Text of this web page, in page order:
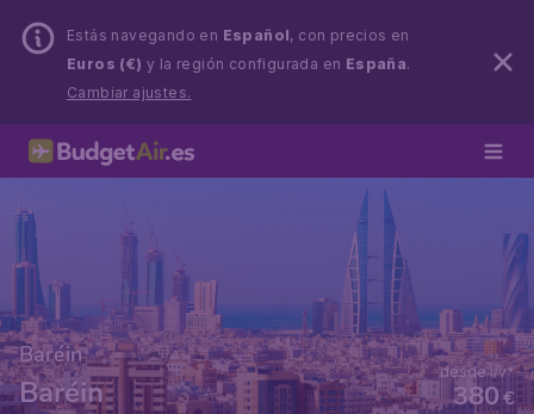
Estás navegando en Español, con precios en
Euros (€) y la región configurada en España.
Cambiar ajustes.
Baréin
Baréin €
380
desde i/v*